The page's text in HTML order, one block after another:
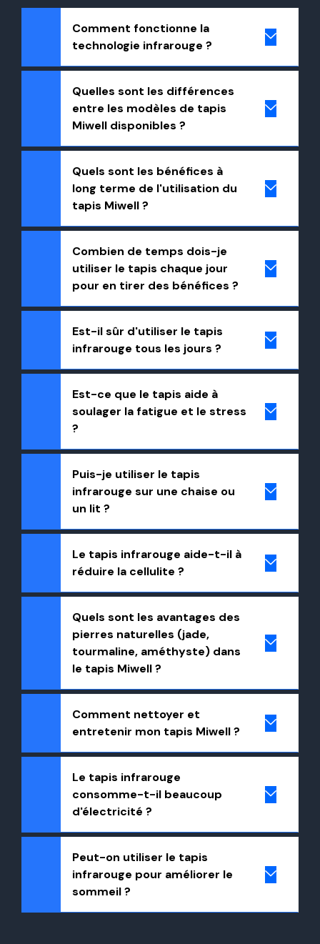
Comment fonctionne la
technologie infrarouge ?
Quelles sont les différences
entre les modèles de tapis
Miwell disponibles ?
Quels sont les bénéfices à
long terme de l'utilisation du
tapis Miwell ?
Combien de temps dois-je
utiliser le tapis chaque jour
pour en tirer des bénéfices ?
Est-il sûr d'utiliser le tapis
infrarouge tous les jours ?
Est-ce que le tapis aide à
soulager la fatigue et le stress
?
Puis-je utiliser le tapis
infrarouge sur une chaise ou
un lit ?
Le tapis infrarouge aide-t-il à
réduire la cellulite ?
Quels sont les avantages des
pierres naturelles (jade,
tourmaline, améthyste) dans
le tapis Miwell ?
Comment nettoyer et
entretenir mon tapis Miwell ?
Le tapis infrarouge
consomme-t-il beaucoup
d'électricité ?
Peut-on utiliser le tapis
infrarouge pour améliorer le
sommeil ?